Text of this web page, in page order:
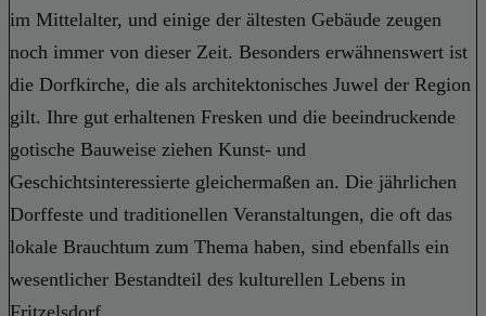
im Mittelalter, und einige der ältesten Gebäude zeugen
noch immer von dieser Zeit. Besonders erwähnenswert ist
die Dorfkirche, die als architektonisches Juwel der Region
gilt. Ihre gut erhaltenen Fresken und die beeindruckende
gotische Bauweise ziehen Kunst- und
Geschichtsinteressierte gleichermaßen an. Die jährlichen
Dorffeste und traditionellen Veranstaltungen, die oft das
lokale Brauchtum zum Thema haben, sind ebenfalls ein
wesentlicher Bestandteil des kulturellen Lebens in